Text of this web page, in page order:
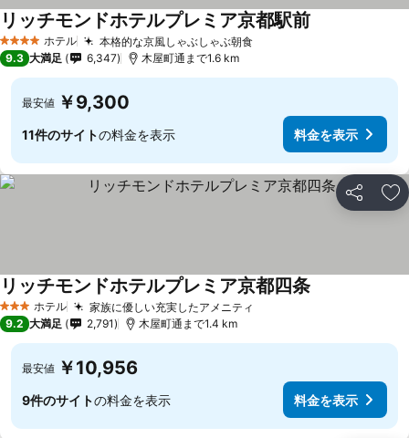
4 ホテルのランク
ホテル 本格的な京風しゃぶしゃぶ朝食
リッチモンドホテルプレミア京都駅前
9.3 大満足 6,347 木屋町通まで1.6 km
最安値 ￥9,300
11件のサイトの料金を表示 料金を表示
シェア お
3 ホテルのランク
ホテル 家族に優しい充実したアメニティ
リッチモンドホテルプレミア京都四条
9.2 大満足 2,791 木屋町通まで1.4 km
最安値 ￥10,956
9件のサイトの料金を表示 料金を表示